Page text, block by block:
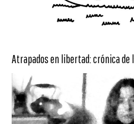
Atrapados en libertad: crónica de